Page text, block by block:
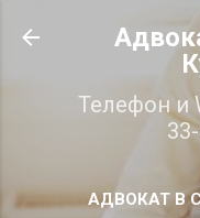
К
Телефон и
АДВОКАТ В